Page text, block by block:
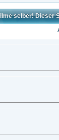
selber! Dieser